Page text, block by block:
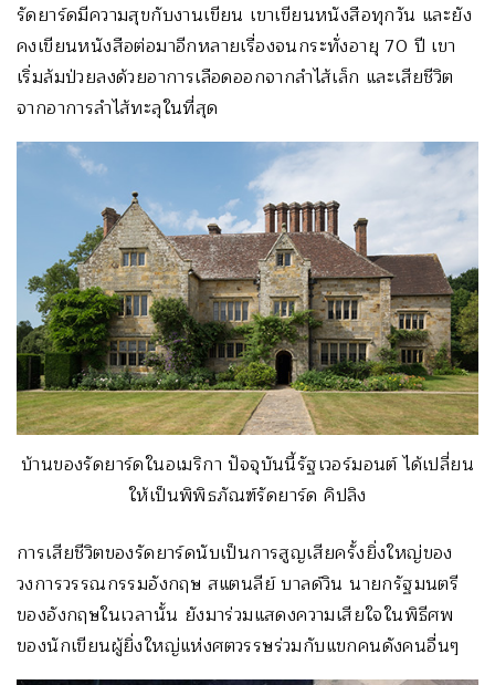
รัดยาร์ดมีความสุขกับงานเขียน เขาเขียนหนังสือทุกวัน และยัง
คงเขียนหนังสือต่อมาอีกหลายเรื่องจนกระทั่งอายุ 70 ปี เขา
เริ่มล้มป่วยลงด้วยอาการเลือดออกจากลำไส้เล็ก และเสียชีวิต
จากอาการลำไส้ทะลุในที่สุด
บ้านของรัดยาร์ดในอเมริกา ปัจจุบันนี้รัฐเวอร์มอนต์ ได้เปลี่ยน
ให้เป็นพิพิธภัณฑ์รัดยาร์ด คิปลิง
การเสียชีวิตของรัดยาร์ดนับเป็นการสูญเสียครั้งยิ่งใหญ่ของ
วงการวรรณกรรมอังกฤษ สแตนลีย์ บาลด์วิน นายกรัฐมนตรี
ของอังกฤษในเวลานั้น ยังมาร่วมแสดงความเสียใจในพิธีศพ
ของนักเขียนผู้ยิ่งใหญ่แห่งศตวรรษร่วมกับแขกคนดังคนอื่นๆ